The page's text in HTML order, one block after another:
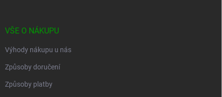
VŠE O NÁKUPU
Výhody nákupu u nás
Způsoby doručení
Způsoby platby